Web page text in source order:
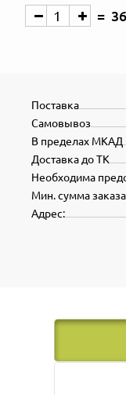
Поставка
Самовывоз
В пределах МКАД
Доставка до ТК
Необходима
Мин. сумма заказа
Адрес: